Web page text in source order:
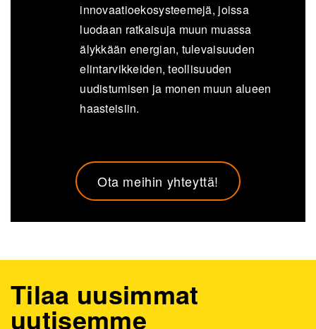
innovaatioekosysteemejä, joissa
luodaan ratkaisuja muun muassa
älykkään energian, tulevaisuuden
elintarvikkeiden, teollisuuden
uudistumisen ja monen muun alueen
haasteisiin.
Ota meihin yhteyttä!
Tilaa uusimmat
uutisemme